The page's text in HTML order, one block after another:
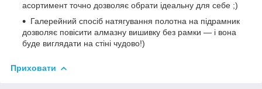
асортимент точно дозволяє обрати ідеальну для себе ;)
Галерейний спосіб натягування полотна на підрамник
дозволяє повісити алмазну вишивку без рамки — і вона
буде виглядати на стіні чудово!)
Приховати